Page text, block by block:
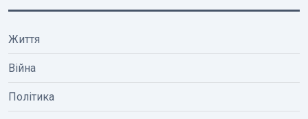
Життя
Війна
Політика